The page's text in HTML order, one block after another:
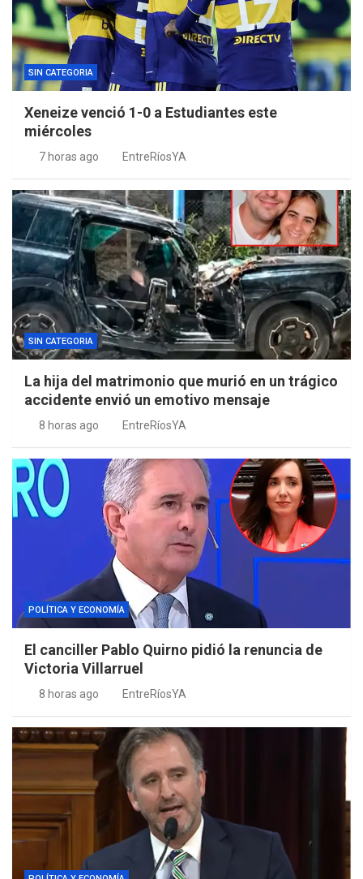
SIN CATEGORIA
Xeneize venció 1-0 a Estudiantes este
miércoles
7 horas ago EntreRíosYA
SIN CATEGORIA
La hija del matrimonio que murió en un trágico
accidente envió un emotivo mensaje
8 horas ago EntreRíosYA
POLÍTICA Y ECONOMÍA
El canciller Pablo Quirno pidió la renuncia de
Victoria Villarruel
8 horas ago EntreRíosYA